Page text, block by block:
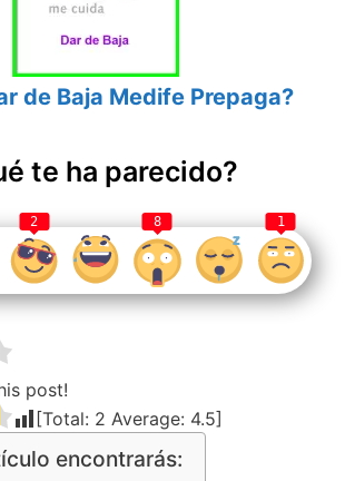
de Baja Medife Prepaga?
te ha parecido?
2 8 1
post!
[Total: 2 Average: 4.5]
encontrarás: